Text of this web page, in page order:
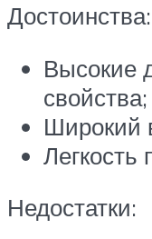
Достоинства:
Высокие
свойства;
Широкий
Легкость
Недостатки: